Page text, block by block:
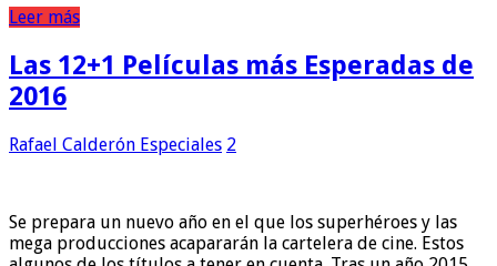
Leer más
Las 12+1 Películas más Esperadas de
2016
Rafael Calderón Especiales 2
Se prepara un nuevo año en el que los superhéroes y las
mega producciones acapararán la cartelera de cine. Estos